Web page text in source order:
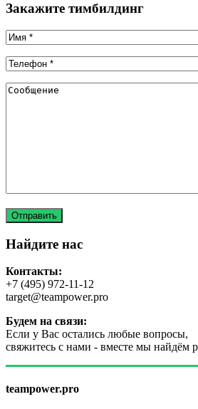
Закажите тимбилдинг
Найдите нас
Контакты:
+7 (495) 972-11-12
target@teampower.pro
Будем на связи:
Если у Вас остались любые вопросы,
свяжитесь с нами - вместе мы найдём
teampower.pro